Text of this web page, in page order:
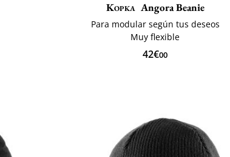
Kopka Angora Beanie
Para modular según tus deseos
Muy flexible
42€00